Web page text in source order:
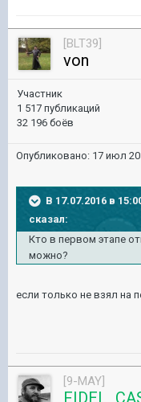
[BLT39]
von
Участник
1 517 публикаций
32 196 боёв
Опубликовано: 17 июл
В 17.07.2016 в
сказал:
Кто в первом этапе
можно?
если только не взял на
[9-MAY]